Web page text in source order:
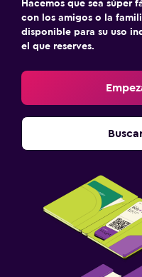
Hacemos que sea súper
con los amigos o la
disponible para su uso
el que reserves.